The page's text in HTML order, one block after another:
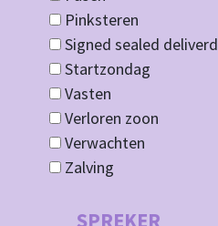
Pinksteren
Signed sealed deliverd
Startzondag
Vasten
Verloren zoon
Verwachten
Zalving
SPREKER